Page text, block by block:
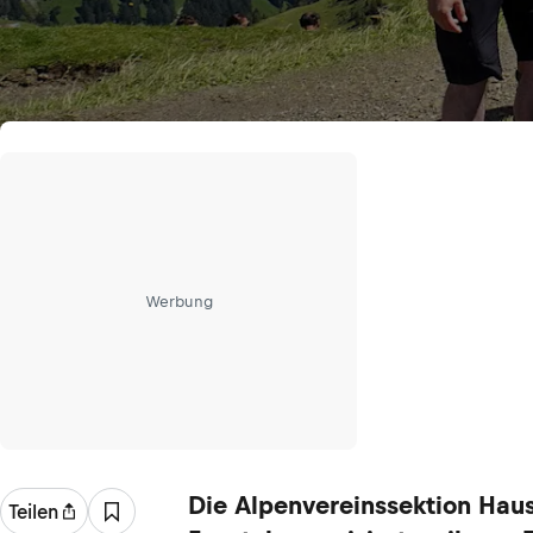
Werbung
Teilen
Die Alpenvereinssektion